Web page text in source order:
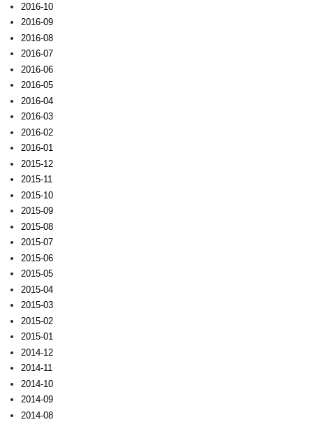
2016-10
2016-09
2016-08
2016-07
2016-06
2016-05
2016-04
2016-03
2016-02
2016-01
2015-12
2015-11
2015-10
2015-09
2015-08
2015-07
2015-06
2015-05
2015-04
2015-03
2015-02
2015-01
2014-12
2014-11
2014-10
2014-09
2014-08